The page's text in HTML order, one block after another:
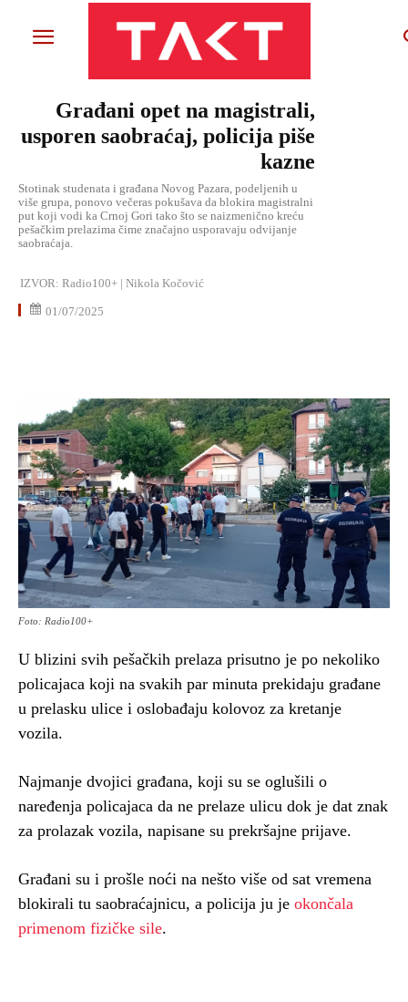
Građani opet na magistrali,
usporen saobraćaj, policija piše
kazne
Stotinak studenata i građana Novog Pazara, podeljenih u
više grupa, ponovo večeras pokušava da blokira magistralni
put koji vodi ka Crnoj Gori tako što se naizmenično kreću
pešačkim prelazima čime značajno usporavaju odvijanje
saobraćaja.
IZVOR: Radio100+ | Nikola Kočović
01/07/2025
Foto: Radio100+
U blizini svih pešačkih prelaza prisutno je po nekoliko
policajaca koji na svakih par minuta prekidaju građane
u prelasku ulice i oslobađaju kolovoz za kretanje
vozila.
Najmanje dvojici građana, koji su se oglušili o
naređenja policajaca da ne prelaze ulicu dok je dat znak
za prolazak vozila, napisane su prekršajne prijave.
Građani su i prošle noći na nešto više od sat vremena
blokirali tu saobraćajnicu, a policija ju je okončala
primenom fizičke sile.